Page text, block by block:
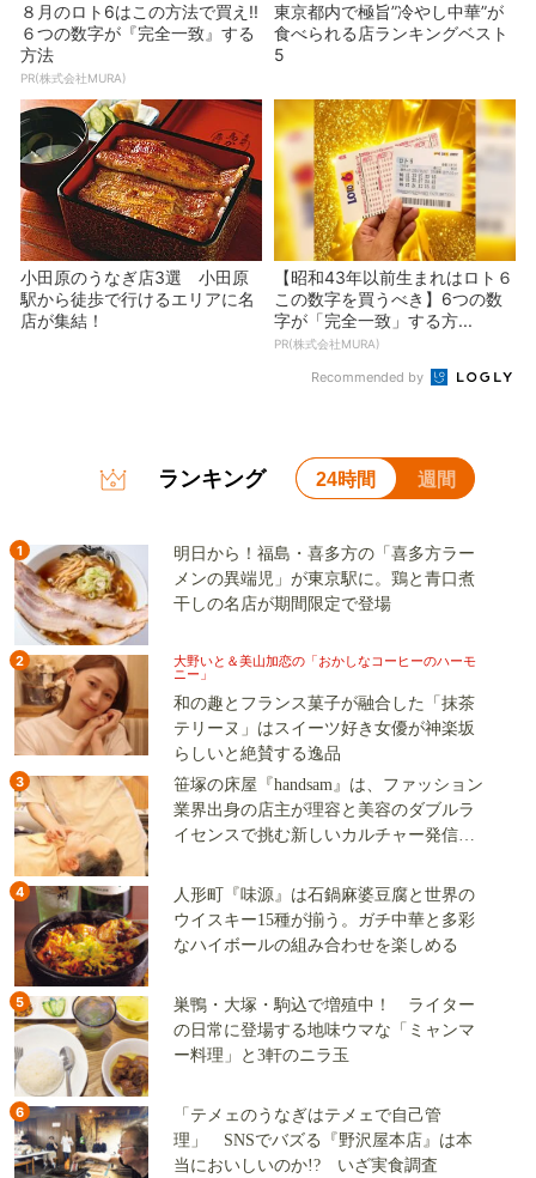
８月のロト6はこの方法で買え!!
６つの数字が『完全一致』する
方法
PR(株式会社MURA)
東京都内で極旨”冷やし中華”が
食べられる店ランキングベスト
5
小田原のうなぎ店3選 小田原
駅から徒歩で行けるエリアに名
店が集結！
【昭和43年以前生まれはロト６
この数字を買うべき】6つの数
字が「完全一致」する方...
PR(株式会社MURA)
Recommended by
ランキング 24時間 週間
1
明日から！福島・喜多方の「喜多方ラー
メンの異端児」が東京駅に。鶏と青口煮
干しの名店が期間限定で登場
2
大野いと＆美山加恋の「おかしなコーヒーのハーモ
ニー」
和の趣とフランス菓子が融合した「抹茶
テリーヌ」はスイーツ好き女優が神楽坂
らしいと絶賛する逸品
3
笹塚の床屋『handsam』は、ファッション
業界出身の店主が理容と美容のダブルラ
イセンスで挑む新しいカルチャー発信基
4
人形町『味源』は石鍋麻婆豆腐と世界の
ウイスキー15種が揃う。ガチ中華と多彩
なハイボールの組み合わせを楽しめる
5
巣鴨・大塚・駒込で増殖中！ ライター
の日常に登場する地味ウマな「ミャンマ
ー料理」と3軒のニラ玉
6
「テメェのうなぎはテメェで自己管
理」 SNSでバズる『野沢屋本店』は本
当においしいのか!? いざ実食調査